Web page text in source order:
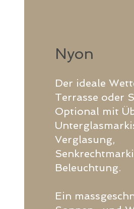
Nyon
Der ideale
Terrasse oder
Optional mit
Verglasung,
Beleuchtung.
Ein